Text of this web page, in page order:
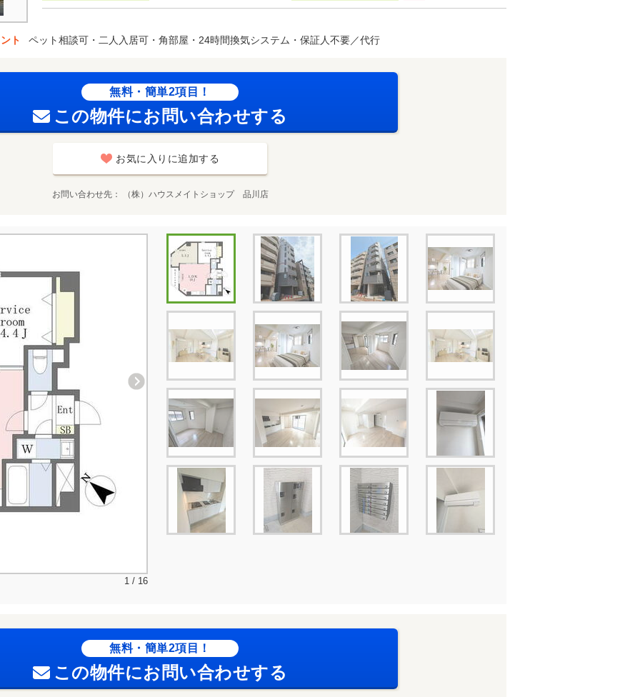
ト ペット相談可・二人入居可・角部屋・24時間換気システム・保証人不要／代行
無料・簡単2項目！
この物件にお問い合わせする
お気に入りに追加する
お問い合わせ先 （株）ハウスメイトショップ 品川店
1 / 16
無料・簡単2項目！
この物件にお問い合わせする